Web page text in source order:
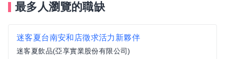
最多人瀏覽的職缺
迷客夏台南安和店徵求活力新夥伴
迷客夏飲品(亞享實業股份有限公司)